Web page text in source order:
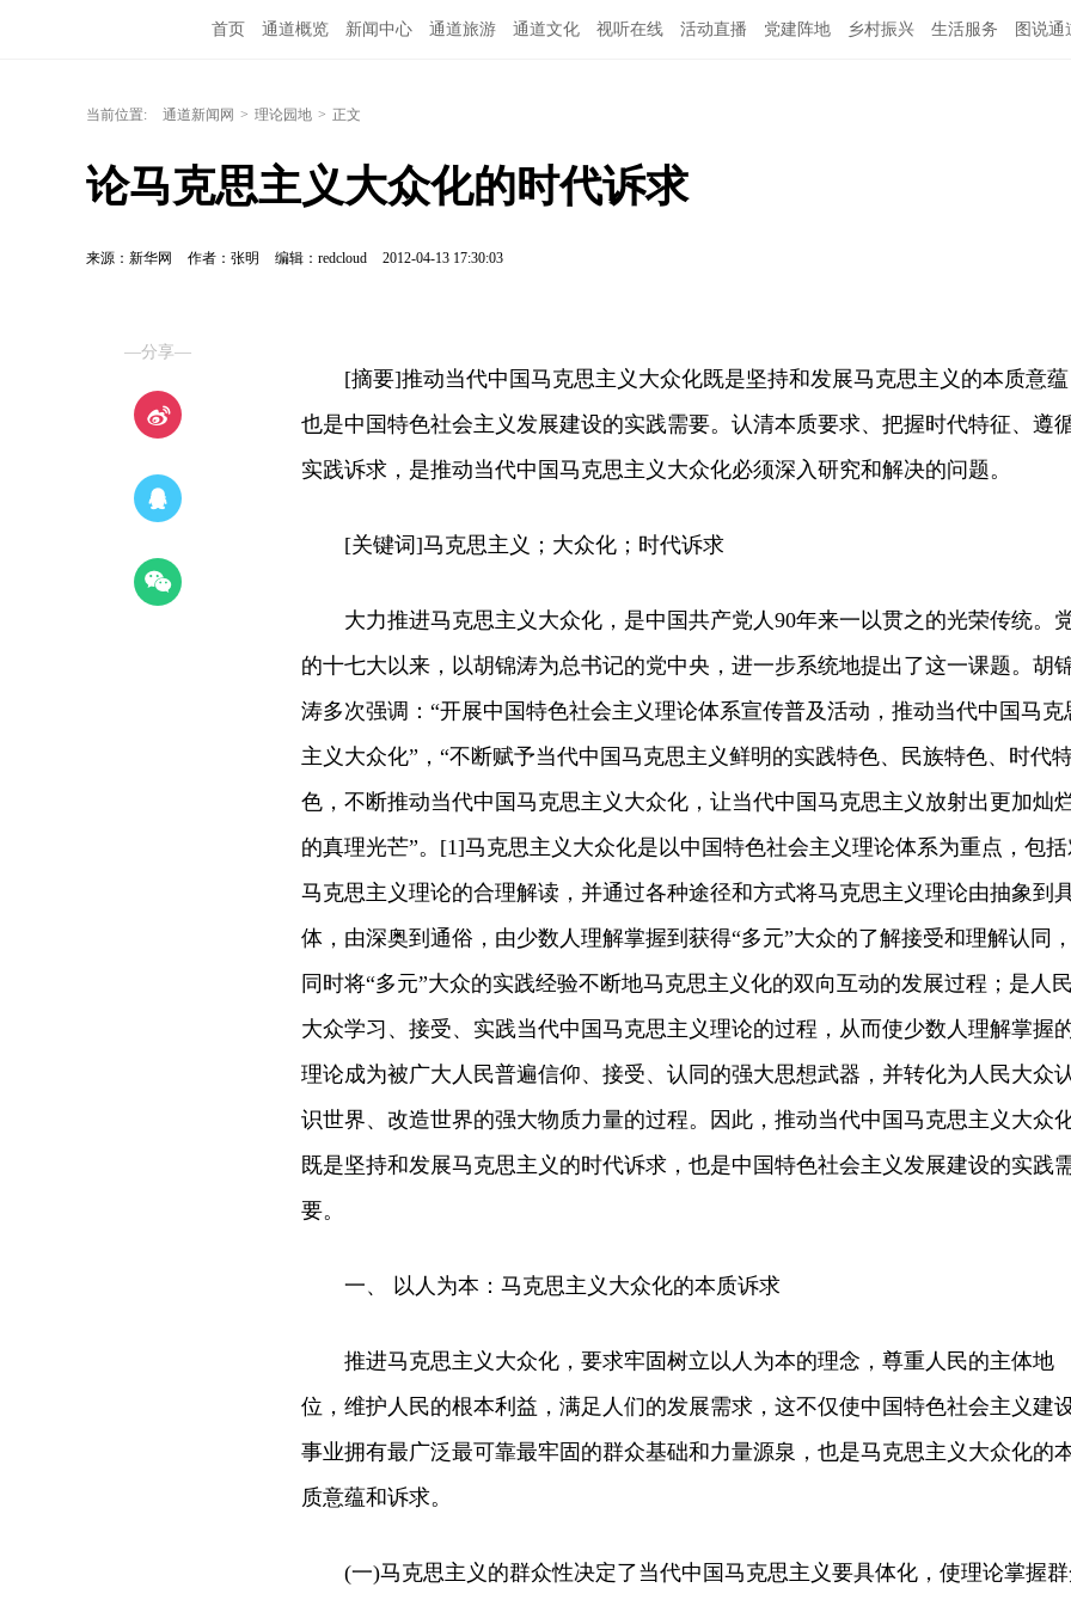
首页 通道概览 新闻中心 通道旅游 通道文化 视听在线 活动直播 党建阵地 乡村振兴 生活服务 图说通
当前位置: 通道新闻网 > 理论园地 > 正文
论马克思主义大众化的时代诉求
来源：新华网 作者：张明 编辑：redcloud 2012-04-13 17:30:03
—分享—
[摘要]推动当代中国马克思主义大众化既是坚持和发展马克思主义的本质意蕴
也是中国特色社会主义发展建设的实践需要。认清本质要求、把握时代特征、遵
实践诉求，是推动当代中国马克思主义大众化必须深入研究和解决的问题。
[关键词]马克思主义；大众化；时代诉求
大力推进马克思主义大众化，是中国共产党人90年来一以贯之的光荣传统。
的十七大以来，以胡锦涛为总书记的党中央，进一步系统地提出了这一课题。胡
涛多次强调：“开展中国特色社会主义理论体系宣传普及活动，推动当代中国马克
主义大众化”，“不断赋予当代中国马克思主义鲜明的实践特色、民族特色、时代
色，不断推动当代中国马克思主义大众化，让当代中国马克思主义放射出更加灿
的真理光芒”。[1]马克思主义大众化是以中国特色社会主义理论体系为重点，包
马克思主义理论的合理解读，并通过各种途径和方式将马克思主义理论由抽象到
体，由深奥到通俗，由少数人理解掌握到获得“多元”大众的了解接受和理解认同，
同时将“多元”大众的实践经验不断地马克思主义化的双向互动的发展过程；是人民
大众学习、接受、实践当代中国马克思主义理论的过程，从而使少数人理解掌握
理论成为被广大人民普遍信仰、接受、认同的强大思想武器，并转化为人民大众
识世界、改造世界的强大物质力量的过程。因此，推动当代中国马克思主义大众
既是坚持和发展马克思主义的时代诉求，也是中国特色社会主义发展建设的实践
要。
一、 以人为本：马克思主义大众化的本质诉求
推进马克思主义大众化，要求牢固树立以人为本的理念，尊重人民的主体地
位，维护人民的根本利益，满足人们的发展需求，这不仅使中国特色社会主义建
事业拥有最广泛最可靠最牢固的群众基础和力量源泉，也是马克思主义大众化的
质意蕴和诉求。
(一)马克思主义的群众性决定了当代中国马克思主义要具体化，使理论掌握群